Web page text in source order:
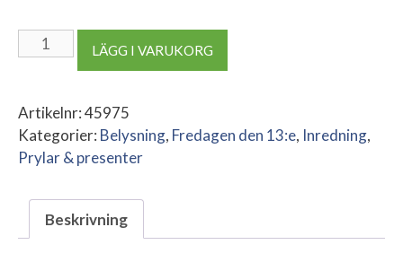
Jason
Voorhees
Friday
the
13th
mängd
LÄGG I VARUKORG
Artikelnr:45975
Kategorier: Belysning, Fredagen den 13:e, Inredning,
Prylar & presenter
Beskrivning